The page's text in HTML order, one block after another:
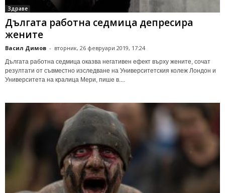
Здраве
Дългата работна седмица депресира
жените
Васил Димов - вторник, 26 февруари 2019, 17:24
Дългата работна седмица оказва негативен ефект върху жените, сочат
резултати от съвместно изследване на Университетския колеж Лондон и
Университета на кралица Мери, пише в....